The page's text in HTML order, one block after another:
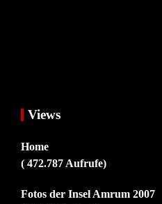
Views
Home
( 472.787 Aufrufe)
Fotos der Insel Amrum 2007